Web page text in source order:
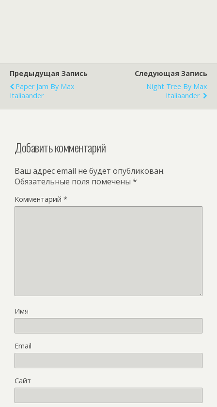
Предыдущая Запись
Paper Jam By Max
Italiaander
Следующая Запись
Night Tree By Max
Italiaander
Добавить комментарий
Ваш адрес email не будет опубликован.
Обязательные поля помечены *
Комментарий *
Имя
Email
Сайт